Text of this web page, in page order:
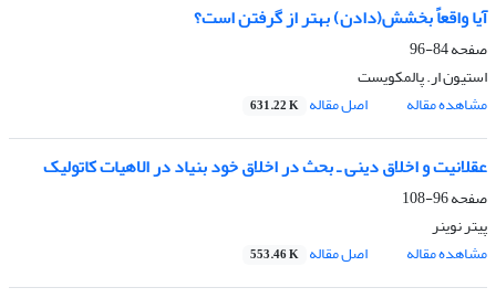
آیا واقعاً بخشش(دادن) بهتر از گرفتن است؟
صفحه84-96
استیون ار. پالمکویست
مشاهده مقاله
اصل مقاله 631.22 K
عقلانیت و اخلاق دینی ـ بحث در اخلاق خود بنیاد در الاهیات کاتولیک
صفحه96-108
پیتر نوینر
مشاهده مقاله
اصل مقاله 553.46 K